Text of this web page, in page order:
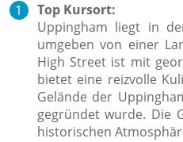
Top Kursort:
Uppingham liegt in
umgeben von einer
High Street ist mit
bietet eine reizvolle
Gelände der
gegründet wurde. Die
historischen